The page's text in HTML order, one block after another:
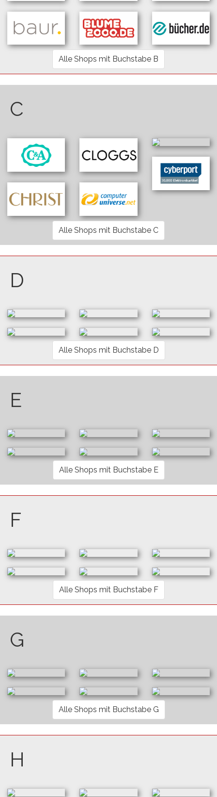
Alle Shops mit Buchstabe B
C
Alle Shops mit Buchstabe C
D
Alle Shops mit Buchstabe D
E
Alle Shops mit Buchstabe E
F
Alle Shops mit Buchstabe F
G
Alle Shops mit Buchstabe G
H